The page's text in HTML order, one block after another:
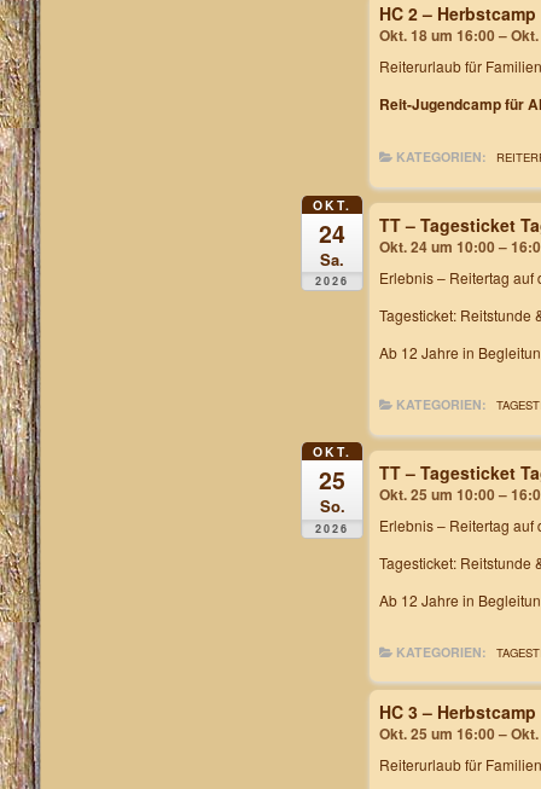
HC 2 – Herbstcamp
Okt. 18 um 16:00 –
Reiterurlaub für Familien
Reit-Jugendcamp für
KATEGORIEN:
OKT.
24
Sa.
2026
TT – Tagesticket
Okt. 24 um 10:00 –
Erlebnis – Reitertag auf
Tagesticket: Reitstunde
Ab 12 Jahre in
KATEGORIEN:
OKT.
25
So.
2026
TT – Tagesticket
Okt. 25 um 10:00 –
Erlebnis – Reitertag auf
Tagesticket: Reitstunde
Ab 12 Jahre in
KATEGORIEN:
HC 3 – Herbstcamp
Okt. 25 um 16:00 –
Reiterurlaub für Familien